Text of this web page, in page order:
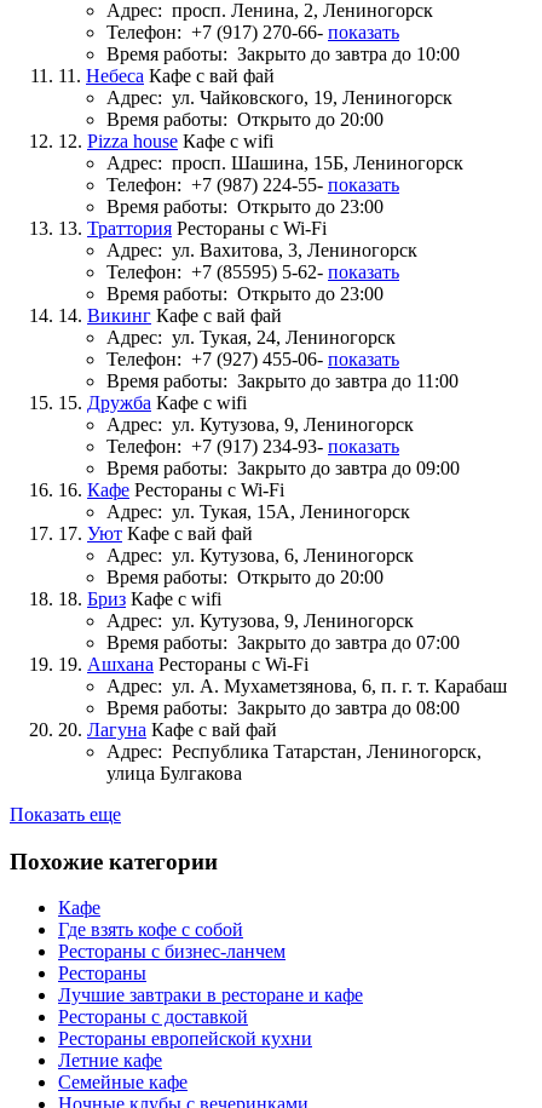
Адрес: просп. Ленина, 2, Лениногорск
Телефон: +7 (917) 270-66- показать
Время работы: Закрыто до завтра до 10:00
11. Небеса Кафе с вай фай
Адрес: ул. Чайковского, 19, Лениногорск
Время работы: Открыто до 20:00
12. Pizza house Кафе с wifi
Адрес: просп. Шашина, 15Б, Лениногорск
Телефон: +7 (987) 224-55- показать
Время работы: Открыто до 23:00
13. Траттория Рестораны с Wi-Fi
Адрес: ул. Вахитова, 3, Лениногорск
Телефон: +7 (85595) 5-62- показать
Время работы: Открыто до 23:00
14. Викинг Кафе с вай фай
Адрес: ул. Тукая, 24, Лениногорск
Телефон: +7 (927) 455-06- показать
Время работы: Закрыто до завтра до 11:00
15. Дружба Кафе с wifi
Адрес: ул. Кутузова, 9, Лениногорск
Телефон: +7 (917) 234-93- показать
Время работы: Закрыто до завтра до 09:00
16. Кафе Рестораны с Wi-Fi
Адрес: ул. Тукая, 15А, Лениногорск
17. Уют Кафе с вай фай
Адрес: ул. Кутузова, 6, Лениногорск
Время работы: Открыто до 20:00
18. Бриз Кафе с wifi
Адрес: ул. Кутузова, 9, Лениногорск
Время работы: Закрыто до завтра до 07:00
19. Ашхана Рестораны с Wi-Fi
Адрес: ул. А. Мухаметзянова, 6, п. г. т. Карабаш
Время работы: Закрыто до завтра до 08:00
20. Лагуна Кафе с вай фай
Адрес: Республика Татарстан, Лениногорск,
улица Булгакова
Показать еще
Похожие категории
Кафе
Где взять кофе с собой
Рестораны с бизнес-ланчем
Рестораны
Лучшие завтраки в ресторане и кафе
Рестораны с доставкой
Рестораны европейской кухни
Летние кафе
Семейные кафе